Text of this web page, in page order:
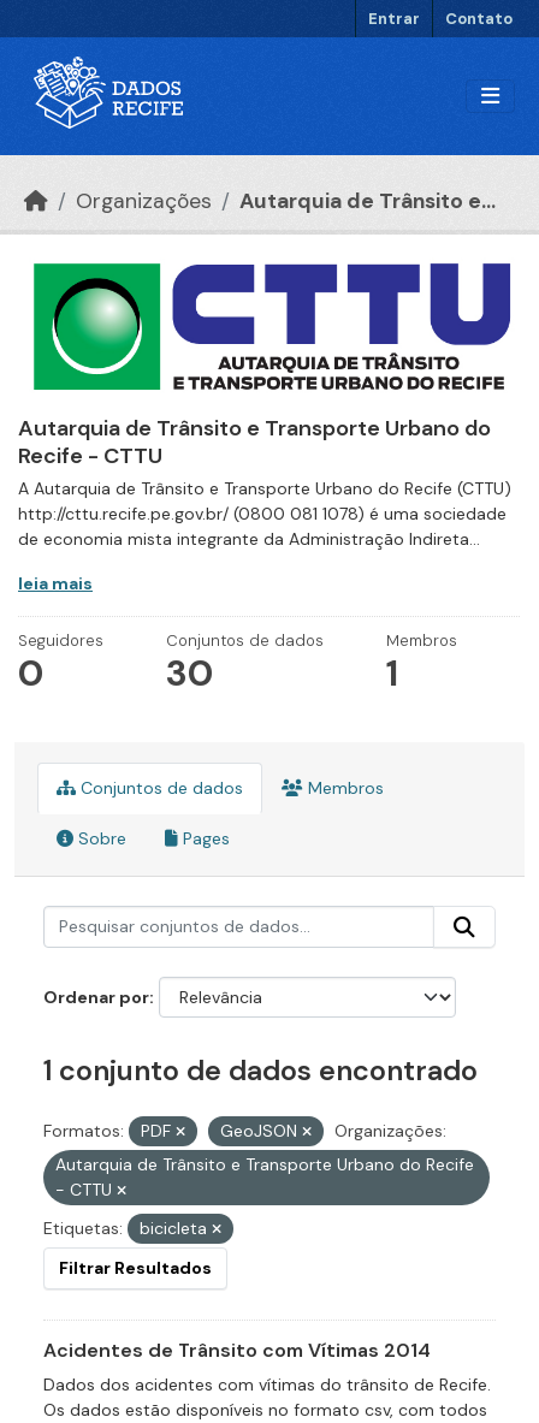
Entrar Contato
Organizações Autarquia de Trânsito e...
Autarquia de Trânsito e Transporte Urbano do
Recife - CTTU
A Autarquia de Trânsito e Transporte Urbano do Recife (CTTU)
http://cttu.recife.pe.gov.br/ (0800 081 1078) é uma sociedade
de economia mista integrante da Administração Indireta...
leia mais
Seguidores
0
Conjuntos de dados
30
Membros
1
Conjuntos de dados Membros
Sobre Pages
Ordenar por
1 conjunto de dados encontrado
Formatos: PDF GeoJSON
Organizações:
Autarquia de Trânsito e Transporte Urbano do Recife
- CTTU
Etiquetas:
bicicleta
Filtrar Resultados
Acidentes de Trânsito com Vítimas 2014
Dados dos acidentes com vítimas do trânsito de Recife.
Os dados estão disponíveis no formato csv, com todos